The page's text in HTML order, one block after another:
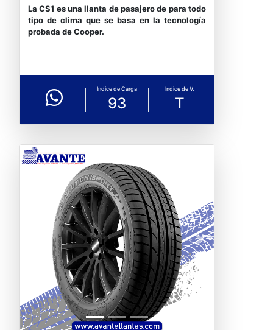
La CS1 es una llanta de pasajero de para todo
tipo de clima que se basa en la tecnología
probada de Cooper.
Indice de Carga
93
Indice de V.
T
Previous Next